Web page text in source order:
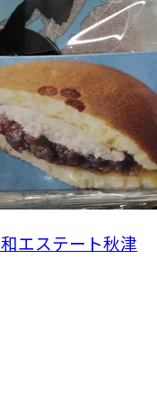
エステート秋津